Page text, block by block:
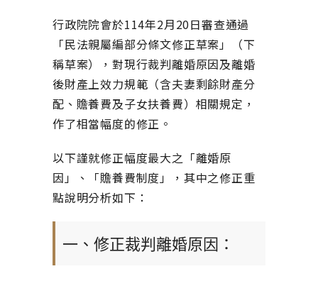
行政院院會於114年2月20日審查通過
「民法親屬編部分條文修正草案」（下
稱草案），對現行裁判離婚原因及離婚
後財產上效力規範（含夫妻剩餘財產分
配、贍養費及子女扶養費）相關規定，
作了相當幅度的修正。
以下謹就修正幅度最大之「離婚原
因」、「贍養費制度」，其中之修正重
點說明分析如下：
一、修正裁判離婚原因：